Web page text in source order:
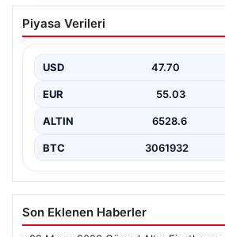
Avcılar Belediyesi’ne
şüpheli gözaltına alındı
Piyasa Verileri
USD 47.70
EUR 55.03
ALTIN 6528.6
BTC 3061932
Son Eklenen Haberler